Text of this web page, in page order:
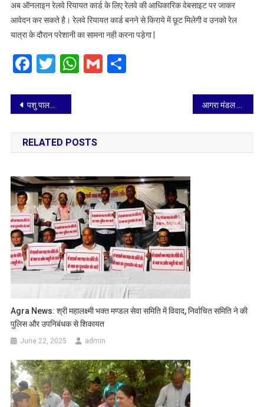
जारी
किये
अब ऑनलाइन रेलवे रियायत कार्ड के लिए रेलवे की आधिकारिक वेबसाइट पर जाकर
आवेदन कर सकते है। रेलवे रियायत कार्ड बनने से किराये में छूट मिलेगी व उनको रेल
यात्रा के दौरान परेशानी का सामना नही करना पड़ेगा |
Facebook
Twitter
WhatsApp
GmailShare
Post
navigation
पशु पालकों को नालियों में गोबर बहाना पड़ा भारी, हजारों रुपये जुर्माना
RELATED POSTS
Agra News: श्री महालक्ष्मी भक्त मण्डल सेवा समिति में विवाद, निर्वाचित समिति ने की
पुलिस और उपनिबंधक से शिकायत
June 22, 2025 admin